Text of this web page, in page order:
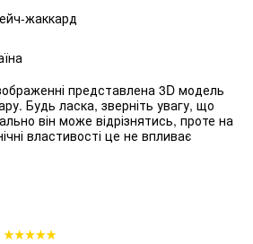
жаккард
представлена 3D модель
Будь ласка, зверніть увагу, що
він може відрізнятись, проте на
властивості це не впливає